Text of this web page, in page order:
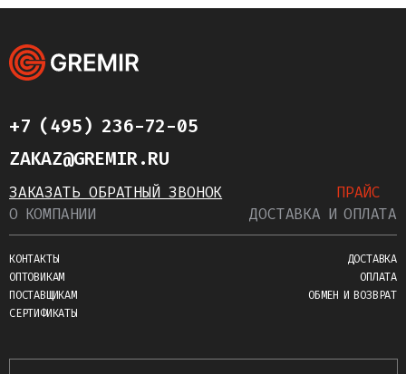
+7 (495) 236-72-05
ZAKAZ@GREMIR.RU
ЗАКАЗАТЬ ОБРАТНЫЙ ЗВОНОК
ПРАЙС
О КОМПАНИИ
КОНТАКТЫ
ОПТОВИКАМ
ПОСТАВЩИКАМ
СЕРТИФИКАТЫ
ДОСТАВКА И ОПЛАТА
ДОСТАВКА
ОПЛАТА
ОБМЕН И ВОЗВРАТ